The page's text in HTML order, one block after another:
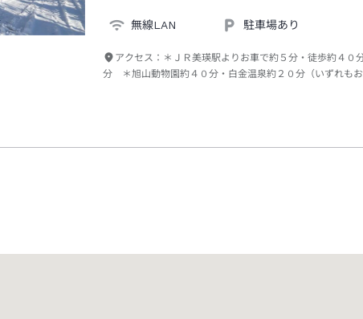
無線LAN 駐車場あり
アクセス： ＊ＪＲ美瑛駅よりお車で約５分・徒歩約４０
分 ＊旭山動物園約４０分・白金温泉約２０分（いずれもお